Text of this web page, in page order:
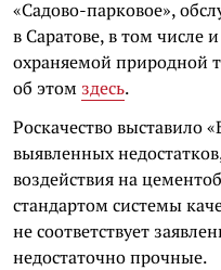
«Садово-парковое»,
в Саратове, в том числе
охраняемой природной
об этом здесь.
Роскачество выставило
выявленных
воздействия на
стандартом системы
не соответствует
недостаточно прочные.